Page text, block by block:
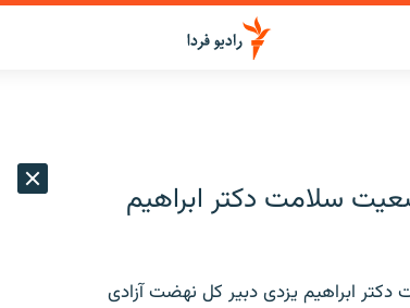
سلامت دكتر ابراهيم
دكتر ابراهيم يزدى دبير كل نهضت آزادى